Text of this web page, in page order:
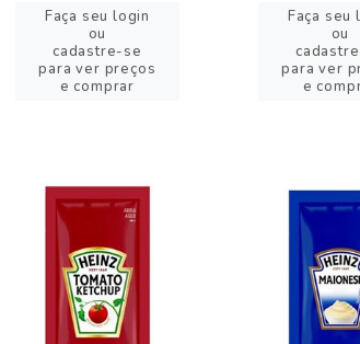
Faça seu login
ou
cadastre-se
para ver preços
e comprar
Faça seu
ou
para ver
e